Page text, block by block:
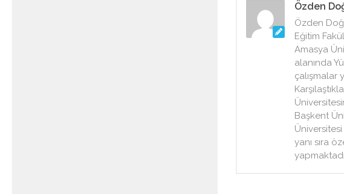
Özden
Özden
Eğitim
Amasya
alanında
çalışmalar
Başkent
yanı sıra